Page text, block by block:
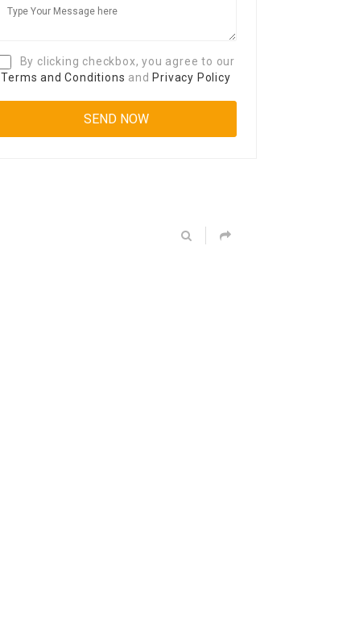
By clicking checkbox, you agree to our
Terms and Conditions and Privacy Policy